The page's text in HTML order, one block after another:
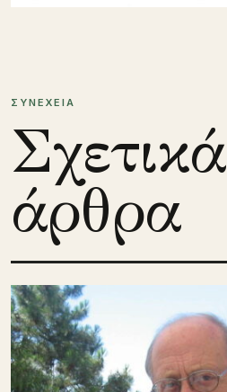
ΣΥΝΕΧΕΙΑ
Σχετικά
άρθρα